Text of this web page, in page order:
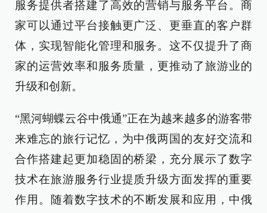
服务提供者搭建了高效的营销与服务平台。商
家可以通过平台接触更广泛、更垂直的客户群
体，实现智能化管理和服务。这不仅提升了商
家的运营效率和服务质量，更推动了旅游业的
升级和创新。
“黑河蝴蝶云谷中俄通”正在为越来越多的游客带
来难忘的旅行记忆，为中俄两国的友好交流和
合作搭建起更加稳固的桥梁，充分展示了数字
技术在旅游服务行业提质升级方面发挥的重要
作用。随着数字技术的不断发展和应用，中俄